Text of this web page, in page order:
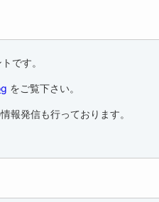
です。
をご覧下さい。
報発信も行っております。